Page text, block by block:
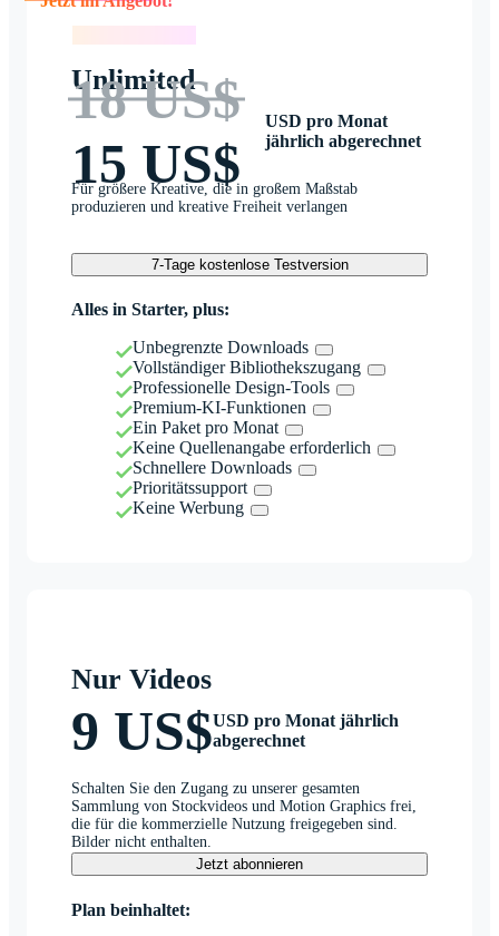
Unlimited
18 US$
15 US$
USD pro Monat
jährlich abgerechnet
Für größere Kreative, die in großem Maßstab
produzieren und kreative Freiheit verlangen
7-Tage kostenlose Testversion
Alles in Starter, plus:
Unbegrenzte Downloads
Vollständiger Bibliothekszugang
Professionelle Design-Tools
Premium-KI-Funktionen
Ein Paket pro Monat
Keine Quellenangabe erforderlich
Schnellere Downloads
Prioritätssupport
Keine Werbung
Nur Videos
9 US$USD pro Monat jährlich
abgerechnet
Schalten Sie den Zugang zu unserer gesamten
Sammlung von Stockvideos und Motion Graphics frei,
die für die kommerzielle Nutzung freigegeben sind.
Bilder nicht enthalten.
Jetzt abonnieren
Plan beinhaltet: